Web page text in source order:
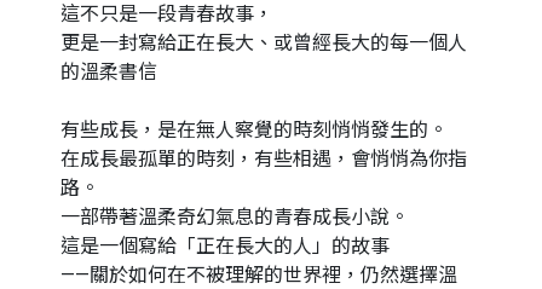
這不只是一段青春故事，
更是一封寫給正在長大、或曾經長大的每一個人
的溫柔書信
有些成長，是在無人察覺的時刻悄悄發生的。
在成長最孤單的時刻，有些相遇，會悄悄為你指
路。
一部帶著溫柔奇幻氣息的青春成長小說。
這是一個寫給「正在長大的人」的故事
——關於如何在不被理解的世界裡，仍然選擇溫